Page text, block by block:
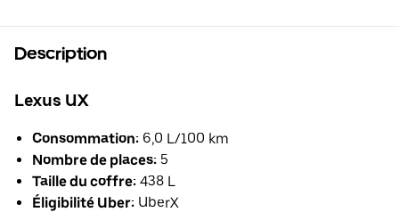
Description
Lexus UX
Consommation: 6,0 L/100 km
Nombre de places: 5
Taille du coffre: 438 L
Éligibilité Uber: UberX